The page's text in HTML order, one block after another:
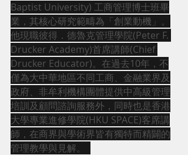
Baptist University) 工商管理博士班畢
業，其核心研究範疇為「創業動機」。
他現職彼得．德魯克管理學院(Peter F.
Drucker Academy)首席講師(Chief
Drucker Educator)。在過去10年，不
僅為大中華地區不同工商、金融業界及
政府、非牟利機構團體提供中高級管理
培訓及顧問諮詢服務外，同時也是香港
大學專業進修學院(HKU SPACE)客席講
師，在商界與學術界皆有獨特而精闢的
管理教學與見解。